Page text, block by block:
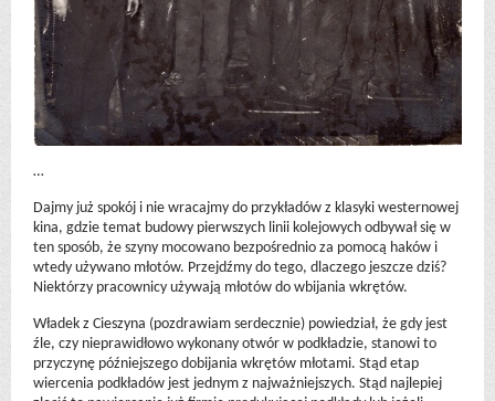
…
Dajmy już spokój i nie wracajmy do przykładów z klasyki westernowej
kina, gdzie temat budowy pierwszych linii kolejowych odbywał się w
ten sposób, że szyny mocowano bezpośrednio za pomocą haków i
wtedy używano młotów. Przejdźmy do tego, dlaczego jeszcze dziś?
Niektórzy pracownicy używają młotów do wbijania wkrętów.
Władek z Cieszyna (pozdrawiam serdecznie) powiedział, że gdy jest
źle, czy nieprawidłowo wykonany otwór w podkładzie, stanowi to
przyczynę późniejszego dobijania wkrętów młotami. Stąd etap
wiercenia podkładów jest jednym z najważniejszych. Stąd najlepiej